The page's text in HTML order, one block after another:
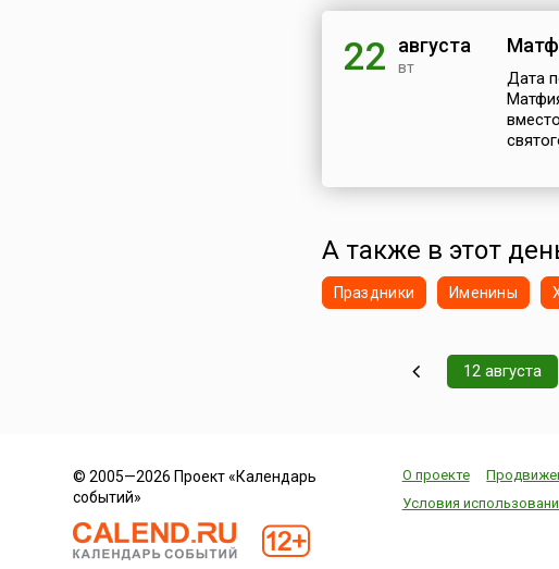
22 августа
вт
Дата
А также в этот
Праздники Именины
12 августа
© 2005—2026 Проект «Календарь
событий»
О проекте
Условия